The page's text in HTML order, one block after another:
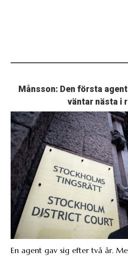
Månsson: Den första
väntar nästa i
En agent gav sig efter två år.